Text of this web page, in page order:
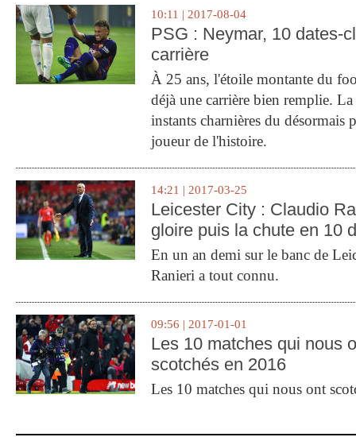
10:11 | 2017-08-04
PSG : Neymar, 10 dates-
carrière
À 25 ans, l'étoile montante du
déjà une carrière bien remplie.
instants charnières du désormais
joueur de l'histoire.
14:21 | 2017-03-25
Leicester City : Claudio
gloire puis la chute en 10
En un an demi sur le banc de
Ranieri a tout connu.
09:56 | 2017-01-01
Les 10 matches qui nous
scotchés en 2016
Les 10 matches qui nous ont